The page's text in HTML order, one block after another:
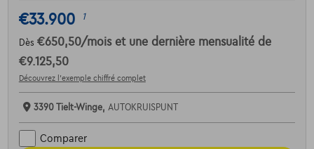
€33.900 1
Dès €650,50/mois et une dernière mensualité de
€9.125,50
Découvrez l’exemple chiffré complet
3390 Tielt-Winge, AUTOKRUISPUNT
Comparer